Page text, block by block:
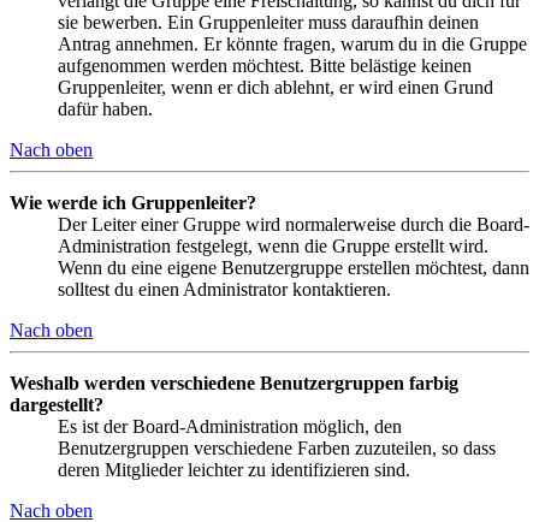
sie bewerben. Ein Gruppenleiter muss daraufhin deinen
Antrag annehmen. Er könnte fragen, warum du in die Gruppe
aufgenommen werden möchtest. Bitte belästige keinen
Gruppenleiter, wenn er dich ablehnt, er wird einen Grund
dafür haben.
Nach oben
Wie werde ich Gruppenleiter?
Der Leiter einer Gruppe wird normalerweise durch die Board-
Administration festgelegt, wenn die Gruppe erstellt wird.
Wenn du eine eigene Benutzergruppe erstellen möchtest, dann
solltest du einen Administrator kontaktieren.
Nach oben
Weshalb werden verschiedene Benutzergruppen farbig
dargestellt?
Es ist der Board-Administration möglich, den
Benutzergruppen verschiedene Farben zuzuteilen, so dass
deren Mitglieder leichter zu identifizieren sind.
Nach oben